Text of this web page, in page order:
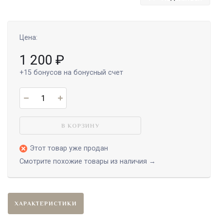
Цена:
1 200 ₽
+15 бонусов на бонусный счет
В КОРЗИНУ
Этот товар уже продан
Смотрите похожие товары из наличия →
ХАРАКТЕРИСТИКИ